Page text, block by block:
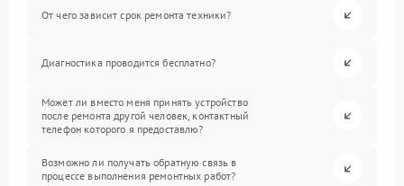
От чего зависит срок ремонта техники?
Диагностика проводится бесплатно?
Может ли вместо меня принять устройство
после ремонта другой человек, контактный
телефон которого я предоставлю?
Возможно ли получать обратную связь в
процессе выполнения ремонтных работ?